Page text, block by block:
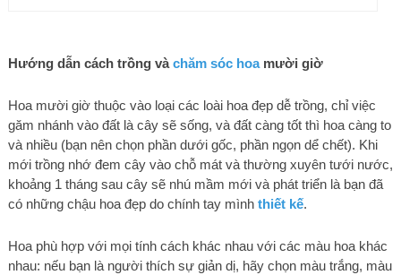
Hướng dẫn cách trồng vàchăm sóc hoamười giờ
Hoa mười giờ thuộc vào loại các loài hoa đẹp dễ trồng, chỉ việc
găm nhánh vào đất là cây sẽ sống, và đất càng tốt thì hoa càng to
và nhiều (bạn nên chọn phần dưới gốc, phần ngọn dể chết). Khi
mới trồng nhớ đem cây vào chỗ mát và thường xuyên tưới nước,
khoảng 1 tháng sau cây sẽ nhú mầm mới và phát triển là bạn đã
có những chậu hoa đẹp do chính tay mình thiết kế.
Hoa phù hợp với mọi tính cách khác nhau với các màu hoa khác
nhau: nếu bạn là người thích sự giản dị, hãy chọn màu trắng, màu